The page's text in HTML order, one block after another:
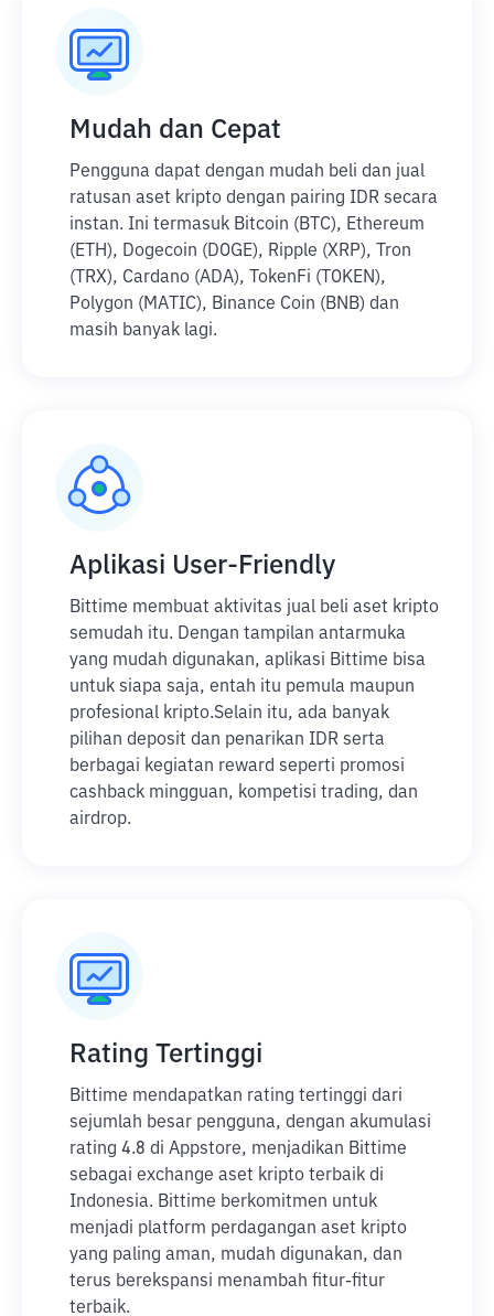
Mudah dan Cepat
Pengguna dapat dengan mudah beli dan jual
ratusan aset kripto dengan pairing IDR secara
instan. Ini termasuk Bitcoin (BTC), Ethereum
(ETH), Dogecoin (DOGE), Ripple (XRP), Tron
(TRX), Cardano (ADA), TokenFi (TOKEN),
Polygon (MATIC), Binance Coin (BNB) dan
masih banyak lagi.
Aplikasi User-Friendly
Bittime membuat aktivitas jual beli aset kripto
semudah itu. Dengan tampilan antarmuka
yang mudah digunakan, aplikasi Bittime bisa
untuk siapa saja, entah itu pemula maupun
profesional kripto.Selain itu, ada banyak
pilihan deposit dan penarikan IDR serta
berbagai kegiatan reward seperti promosi
cashback mingguan, kompetisi trading, dan
airdrop.
Rating Tertinggi
Bittime mendapatkan rating tertinggi dari
sejumlah besar pengguna, dengan akumulasi
rating 4.8 di Appstore, menjadikan Bittime
sebagai exchange aset kripto terbaik di
Indonesia. Bittime berkomitmen untuk
menjadi platform perdagangan aset kripto
yang paling aman, mudah digunakan, dan
terus berekspansi menambah fitur-fitur
terbaik.